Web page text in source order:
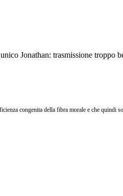
Jonathan: trasmissione
congenita della fibra morale e che quindi